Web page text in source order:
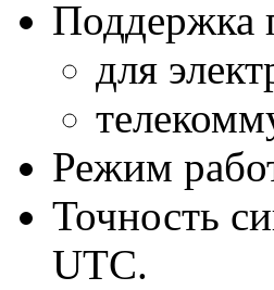
Поддержка
для
Режим
Точность
UTC.